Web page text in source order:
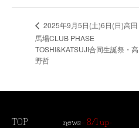
2025年9月5日(土)6日(日)高田
馬場CLUB PHASE
TOSHI&KATSUJI合同生誕祭・高
野哲
TOP news– 8/1 up-